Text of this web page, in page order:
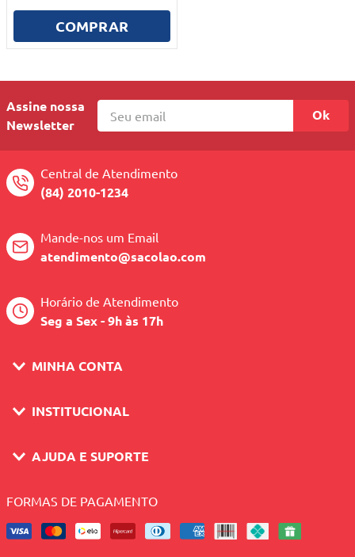
COMPRAR
Assine nossa
Newsletter
Ok
Central de Atendimento
(84) 2010-1234
Mande-nos um Email
atendimento@sacolao.com
Horário de Atendimento
Seg a Sex - 9h às 17h
MINHA CONTA
INSTITUCIONAL
AJUDA E SUPORTE
FORMAS DE PAGAMENTO